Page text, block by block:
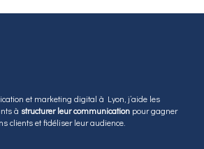
et marketing digital à Lyon, j’aide les
à structurer leur communication pour gagner
clients et fidéliser leur audience.